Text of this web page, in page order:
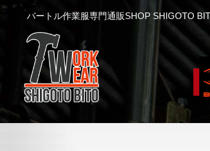
x
バートル作業服専門通販SHOP SHIGOTO